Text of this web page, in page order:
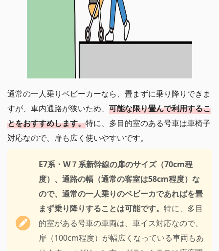
通常の一人乗りベビーカーなら、畳まずに乗り降りできま
すが、車内通路が狭いため、 可能な限り畳んで利用するこ
とをおすすめします。特に、多目的室のある号車は車椅子
対応なので、扉も広く使いやすいです。
E7系・W７系新幹線の扉のサイズ（70cm程
度）、通路の幅（通常の客室は58cm程度）な
ので、通常の一人乗りのベビーカであればを畳
まず乗り降りすることは可能です。 特に、多目
的室がある号車の車両は、車イス対応なので、
扉（100cm程度）が幅広くなっている車両もあ